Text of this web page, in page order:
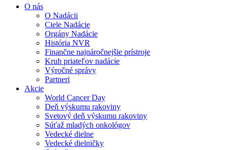
O nás
O Nadácii
Ciele Nadácie
Orgány Nadácie
História NVR
Finančne najnáročnejšie prístroje
Kruh priateľov nadácie
Výročné správy
Partneri
Akcie
World Cancer Day
Deň výskumu rakoviny
Svetový deň výskumu rakoviny
Súťaž mladých onkológov
Vedecké dielne
Vedecké dielničky